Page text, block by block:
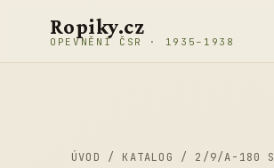
Ropiky.cz
OPEVNĚNÍ ČSR · 1935–1938
ÚVOD / KATALOG / 2/9/A-180 S